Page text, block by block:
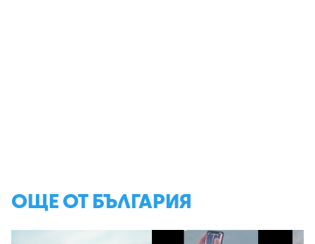
ОЩЕ ОТ БЪЛГАРИЯ